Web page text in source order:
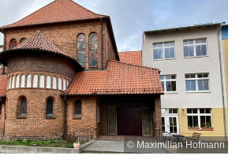
© Maximilian Hofmann